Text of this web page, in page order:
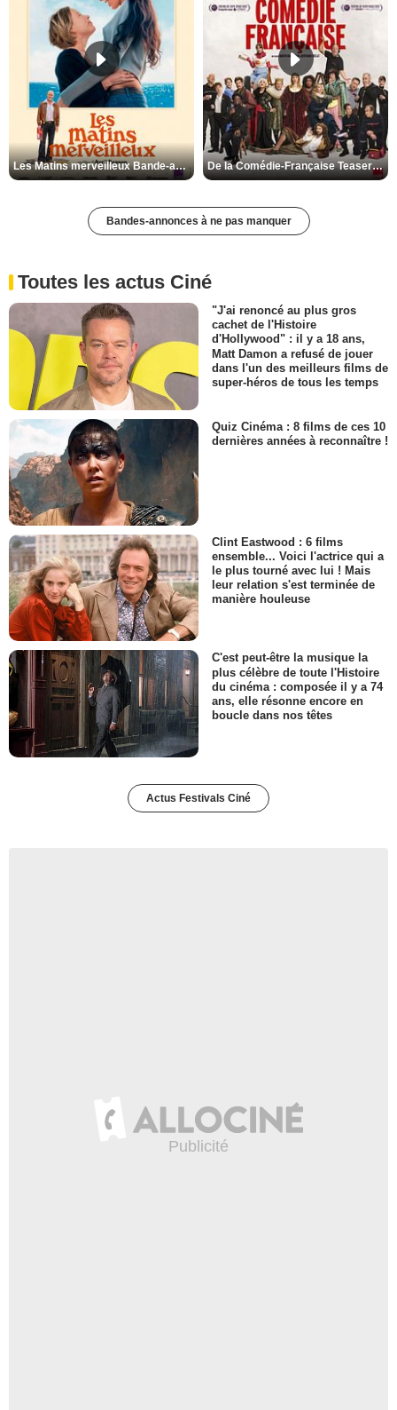
Les Matins merveilleux Bande-annonce VF De la Comédie-Française Teaser VF
Bandes-annonces à ne pas manquer
Toutes les actus Ciné
"J'ai renoncé au plus gros
cachet de l'Histoire
d'Hollywood" : il y a 18 ans,
Matt Damon a refusé de jouer
dans l'un des meilleurs films de
super-héros de tous les temps
Quiz Cinéma : 8 films de ces 10
dernières années à reconnaître !
Clint Eastwood : 6 films
ensemble... Voici l'actrice qui a
le plus tourné avec lui ! Mais
leur relation s'est terminée de
manière houleuse
C'est peut-être la musique la
plus célèbre de toute l'Histoire
du cinéma : composée il y a 74
ans, elle résonne encore en
boucle dans nos têtes
Actus Festivals Ciné